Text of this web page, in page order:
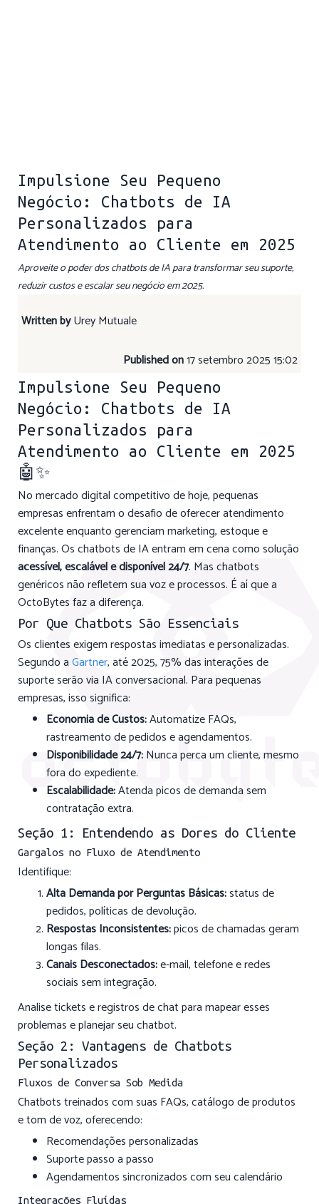
Impulsione Seu Pequeno
Negócio: Chatbots de IA
Personalizados para
Atendimento ao Cliente em 2025
Aproveite o poder dos chatbots de IA para transformar seu suporte,
reduzir custos e escalar seu negócio em 2025.
Written byUrey Mutuale
Published on17 setembro 2025 15:02
Impulsione Seu Pequeno
Negócio: Chatbots de IA
Personalizados para
Atendimento ao Cliente em 2025
🤖✨
No mercado digital competitivo de hoje, pequenas
empresas enfrentam o desafio de oferecer atendimento
excelente enquanto gerenciam marketing, estoque e
finanças. Os chatbots de IA entram em cena como solução
acessível, escalável e disponível 24/7. Mas chatbots
genéricos não refletem sua voz e processos. É aí que a
OctoBytes faz a diferença.
Por Que Chatbots São Essenciais
Os clientes exigem respostas imediatas e personalizadas.
Segundo aGartner, até 2025, 75% das interações de
suporte serão via IA conversacional. Para pequenas
empresas, isso significa:
Economia de Custos:Automatize FAQs,
rastreamento de pedidos e agendamentos.
Disponibilidade 24/7:Nunca perca um cliente, mesmo
fora do expediente.
Escalabilidade:Atenda picos de demanda sem
contratação extra.
Seção 1: Entendendo as Dores do Cliente
Gargalos no Fluxo de Atendimento
Identifique:
Alta Demanda por Perguntas Básicas:status de
pedidos, políticas de devolução.
Respostas Inconsistentes:picos de chamadas geram
longas filas.
Canais Desconectados:e-mail, telefone e redes
sociais sem integração.
Analise tickets e registros de chat para mapear esses
problemas e planejar seu chatbot.
Seção 2: Vantagens de Chatbots
Personalizados
Fluxos de Conversa Sob Medida
Chatbots treinados com suas FAQs, catálogo de produtos
e tom de voz, oferecendo:
Recomendações personalizadas
Suporte passo a passo
Agendamentos sincronizados com seu calendário
Integrações Fluídas